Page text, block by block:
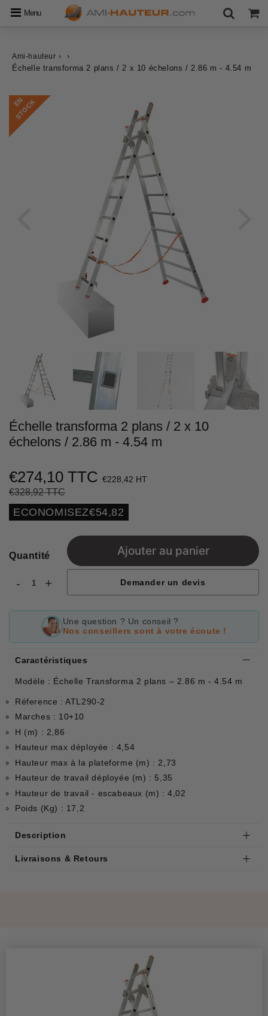
Menu
Ami-hauteur ›
›
Échelle transforma 2 plans / 2 x 10 échelons / 2.86 m - 4.54 m
E
N
S
T
O
C
K
Échelle transforma 2 plans / 2 x 10
échelons / 2.86 m - 4.54 m
€274,10 TTC €228,42 HT
€328,92 TTC
régulier
réduit
Unit
price
ECONOMISEZ€54,82
Quantité
- +
Ajouter au panier
Demander un devis
Une question ? Un conseil ?
Nos conseillers sont à votre écoute !
Caractéristiques
Modèle : Échelle Transforma 2 plans – 2.86 m - 4.54 m
Réference : ATL290-2
Marches : 10+10
H (m) : 2,86
Hauteur max déployée : 4,54
Hauteur max à la plateforme (m) : 2,73
Hauteur de travail déployée (m) : 5,35
Hauteur de travail - escabeaux (m) : 4,02
Poids (Kg) : 17,2
Description
Livraisons & Retours